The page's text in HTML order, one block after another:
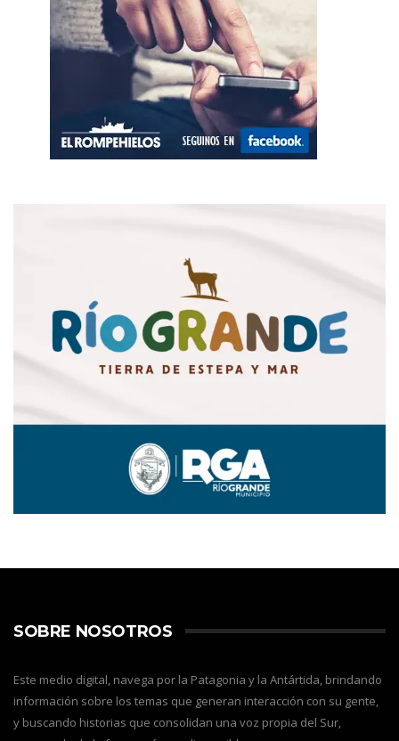
SOBRE NOSOTROS
Este medio digital, navega por la Patagonia y la Antártida, brindando
información sobre los temas que generan interacción con su gente,
y buscando historias que consolidan una voz propia del Sur,